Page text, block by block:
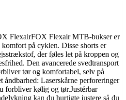
FlexairFOX Flexair MTB-bukser er
på cyklen. Disse shorts er
der føles let på kroppen og
Den avancerede svedtransport
tør og komfortabel, selv på
Laserskårne perforeringer
forbliver kølig og tør.Justérbar
kan du hurtigte justere så du